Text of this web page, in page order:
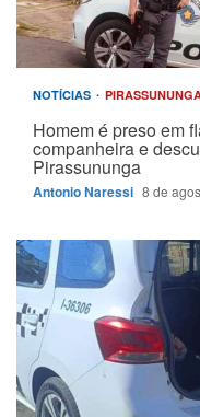
NOTÍCIAS
Homem é preso em
companheira e
Pirassununga
Antonio Naressi 8 de